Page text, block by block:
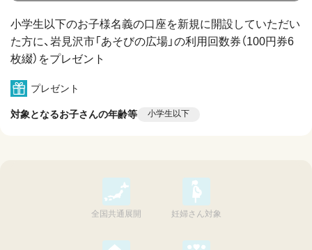
小学生以下のお子様名義の口座を新規に開設していただい
た方に、岩見沢市「あそびの広場」の利用回数券（100円券6
枚綴）をプレゼント
プレゼント
対象となるお子さんの年齢等 小学生以下
全国共通展開 妊婦さん対象